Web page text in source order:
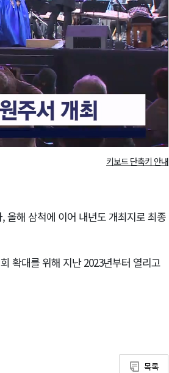
키보드 단축키 안내
올해 삼척에 이어 내년도 개최지로 최종
확대를 위해 지난 2023년부터 열리고
목록